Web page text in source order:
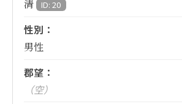
清 ID: 20
性別：
男性
郡望：
（空）